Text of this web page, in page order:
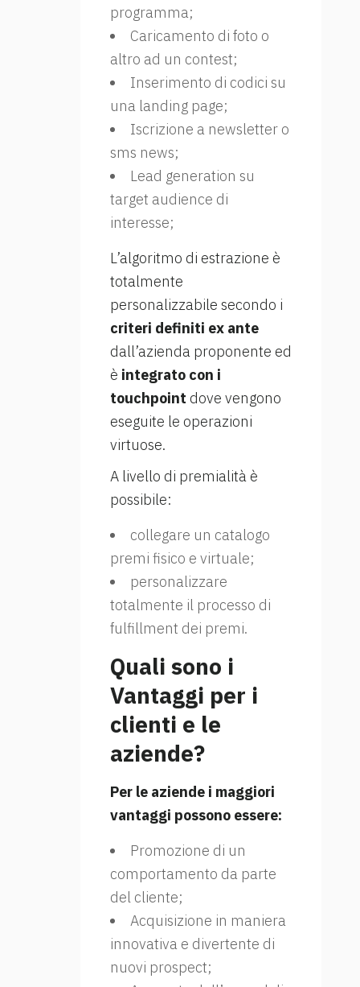
programma;
Caricamento di foto o
altro ad un contest;
Inserimento di codici su
una landing page;
Iscrizione a newsletter o
sms news;
Lead generation su
target audience di
interesse;
L’algoritmo di estrazione è
totalmente
personalizzabile secondo i
criteri definiti ex ante
dall’azienda proponente ed
è integrato con i
touchpoint dove vengono
eseguite le operazioni
virtuose.
A livello di premialità è
possibile:
collegare un catalogo
premi fisico e virtuale;
personalizzare
totalmente il processo di
fulfillment dei premi.
Quali sono i
Vantaggi per i
clienti e le
aziende?
Per le aziende i maggiori
vantaggi possono essere:
Promozione di un
comportamento da parte
del cliente;
Acquisizione in maniera
innovativa e divertente di
nuovi prospect;